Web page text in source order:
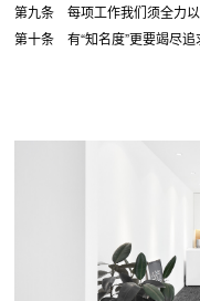
第九条 每项工作我们须全力以
第十条 有“知名度”更要竭尽追